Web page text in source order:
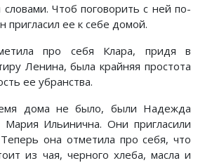
Чтоб поговорить с ней по-
ее к себе домой.
про себя Клара, придя в
Ленина, была крайняя простота
ее убранства.
дома не было, были Надежда
Мария Ильинична. Они пригласили
она отметила про себя, что
из чая, черного хлеба, масла и